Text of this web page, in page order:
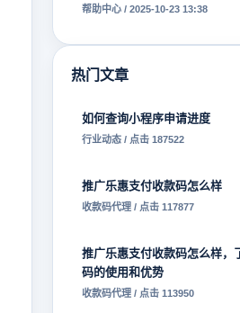
帮助中心 / 2025-10-23 13:38
热门文章
如何查询小程序申请进度
行业动态 / 点击 187522
推广乐惠支付收款码怎么样
收款码代理 / 点击 117877
推广乐惠支付收款码怎么样，
码的使用和优势
收款码代理 / 点击 113950